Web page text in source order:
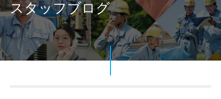
スタッフブログ